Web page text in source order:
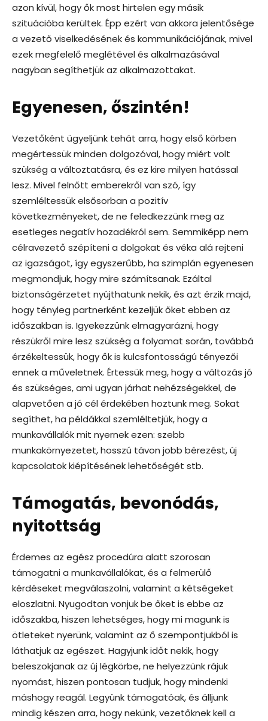
azon kívül, hogy ők most hirtelen egy másik
szituációba kerültek. Épp ezért van akkora jelentősége
a vezető viselkedésének és kommunikációjának, mivel
ezek megfelelő meglétével és alkalmazásával
nagyban segíthetjük az alkalmazottakat.
Egyenesen, őszintén!
Vezetőként ügyeljünk tehát arra, hogy első körben
megértessük minden dolgozóval, hogy miért volt
szükség a változtatásra, és ez kire milyen hatással
lesz. Mivel felnőtt emberekről van szó, így
szemléltessük elsősorban a pozitív
következményeket, de ne feledkezzünk meg az
esetleges negatív hozadékról sem. Semmiképp nem
célravezető szépíteni a dolgokat és véka alá rejteni
az igazságot, így egyszerűbb, ha szimplán egyenesen
megmondjuk, hogy mire számítsanak. Ezáltal
biztonságérzetet nyújthatunk nekik, és azt érzik majd,
hogy tényleg partnerként kezeljük őket ebben az
időszakban is. Igyekezzünk elmagyarázni, hogy
részükről mire lesz szükség a folyamat során, továbbá
érzékeltessük, hogy ők is kulcsfontosságú tényezői
ennek a műveletnek. Értessük meg, hogy a változás jó
és szükséges, ami ugyan járhat nehézségekkel, de
alapvetően a jó cél érdekében hoztunk meg. Sokat
segíthet, ha példákkal szemléltetjük, hogy a
munkavállalók mit nyernek ezen: szebb
munkakörnyezetet, hosszú távon jobb bérezést, új
kapcsolatok kiépítésének lehetőségét stb.
Támogatás, bevonódás,
nyitottság
Érdemes az egész procedúra alatt szorosan
támogatni a munkavállalókat, és a felmerülő
kérdéseket megválaszolni, valamint a kétségeket
eloszlatni. Nyugodtan vonjuk be őket is ebbe az
időszakba, hiszen lehetséges, hogy mi magunk is
ötleteket nyerünk, valamint az ő szempontjukból is
láthatjuk az egészet. Hagyjunk időt nekik, hogy
beleszokjanak az új légkörbe, ne helyezzünk rájuk
nyomást, hiszen pontosan tudjuk, hogy mindenki
máshogy reagál. Legyünk támogatóak, és álljunk
mindig készen arra, hogy nekünk, vezetőknek kell a